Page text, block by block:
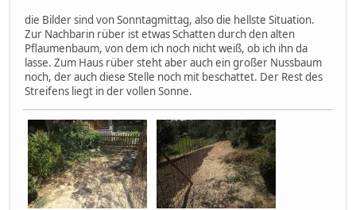
die Bilder sind von Sonntagmittag, also die hellste Situation.
Zur Nachbarin rüber ist etwas Schatten durch den alten
Pflaumenbaum, von dem ich noch nicht weiß, ob ich ihn da
lasse. Zum Haus rüber steht aber auch ein großer Nussbaum
noch, der auch diese Stelle noch mit beschattet. Der Rest des
Streifens liegt in der vollen Sonne.